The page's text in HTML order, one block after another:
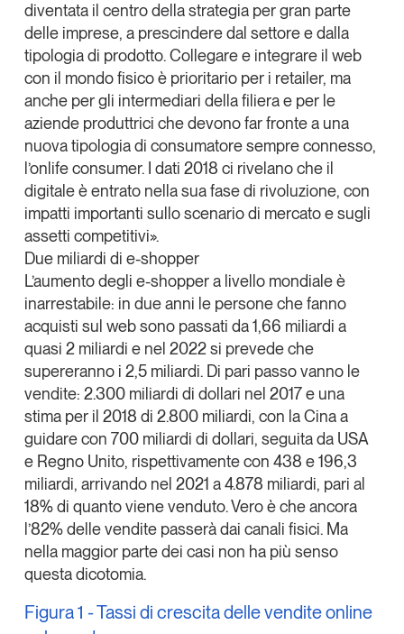
Un anno di
Tendenze2026
Leggi il magazine
Tendenze è il magazine di GS1 Italy che racconta in
modo indipendente il cambiamento e le sfide del largo
consumo e dell’economia a professionisti e
consumatori
GS1 Italy GS1 Italy GS1 Italy
Tendenze
GS1 Italy
diventata il centro della strategia per gran parte
delle imprese, a prescindere dal settore e dalla
tipologia di prodotto. Collegare e integrare il web
con il mondo fisico è prioritario per i retailer, ma
anche per gli intermediari della filiera e per le
aziende produttrici che devono far fronte a una
nuova tipologia di consumatore sempre connesso,
l’onlife consumer. I dati 2018 ci rivelano che il
digitale è entrato nella sua fase di rivoluzione, con
impatti importanti sullo scenario di mercato e sugli
assetti competitivi».
Due miliardi di e-shopper
L’aumento degli e-shoppera livello mondiale è
inarrestabile: in due anni le persone che fanno
acquisti sul web sono passati da 1,66 miliardi a
quasi 2 miliardi e nel 2022 si prevede che
supereranno i 2,5 miliardi. Di pari passo vanno le
vendite: 2.300 miliardi di dollari nel 2017 e una
stima per il 2018 di 2.800 miliardi, con la Cina a
guidare con 700 miliardi di dollari, seguita da USA
e Regno Unito, rispettivamente con 438 e 196,3
miliardi, arrivando nel 2021 a 4.878 miliardi, pari al
18% di quanto viene venduto. Vero è che ancora
l’82% delle vendite passerà dai canali fisici. Ma
nella maggior parte dei casi non ha più senso
questa dicotomia.
Figura 1 - Tassi di crescita delle vendite online